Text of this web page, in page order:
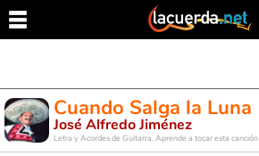
Cuando Salga la Luna
José Alfredo Jiménez
Letra y Acordes de Guitarra. Aprende a tocar esta canción